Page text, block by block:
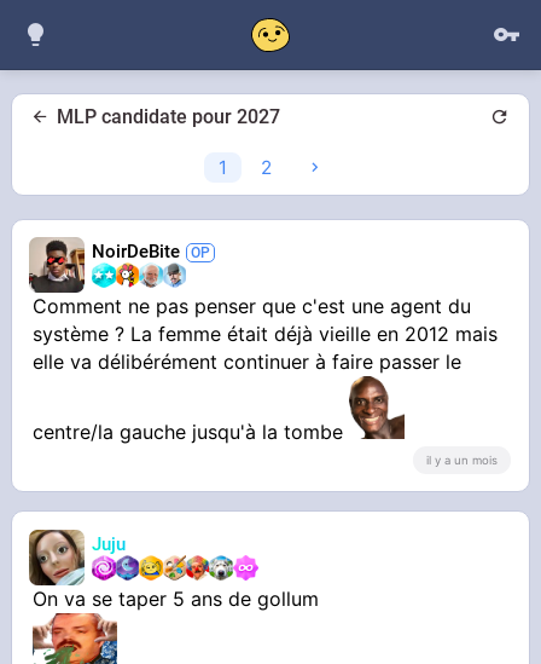
MLP candidate pour 2027
1 2
NoirDeBite
Comment ne pas penser que c'est une agent du
système ? La femme était déjà vieille en 2012 mais
elle va délibérément continuer à faire passer le
centre/la gauche jusqu'à la tombe
il y a un mois
Juju
On va se taper 5 ans de gollum